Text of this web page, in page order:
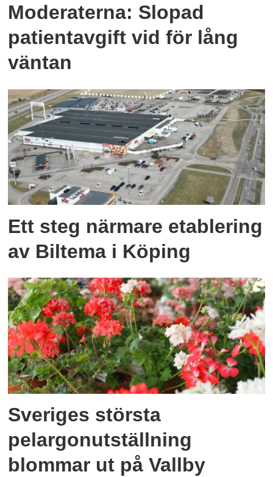
Moderaterna: Slopad
patientavgift vid för lång
väntan
Ett steg närmare etablering
av Biltema i Köping
Sveriges största
pelargonutställning
blommar ut på Vallby